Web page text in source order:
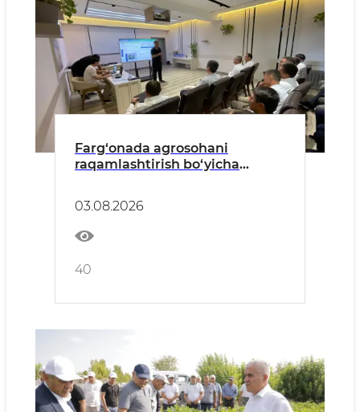
Farg‘onada agrosohani
raqamlashtirish bo‘yicha
03.08.2026
40